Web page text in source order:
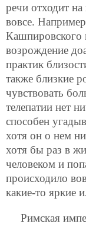
речи отходит на
вовсе.
Кашпировского
возрождение
практик
также близкие
чувствовать
телепатии нет
способен
хотя он о нем
хотя бы раз в
человеком и
происходило
какие-то яркие
Римская